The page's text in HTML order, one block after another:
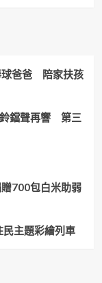
球爸爸 陪家扶孩
鐺聲再響 第三
700包白米助弱
主題彩繪列車